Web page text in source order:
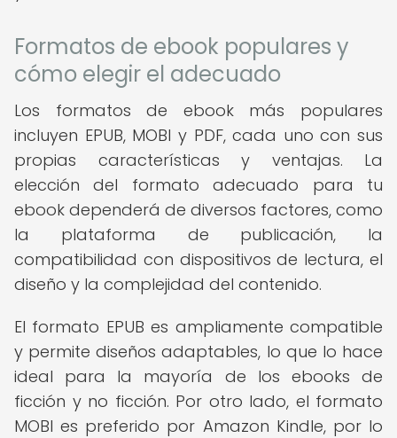
Formatos de ebook populares y
cómo elegir el adecuado
Los formatos de ebook más populares
incluyen EPUB, MOBI y PDF, cada uno con sus
propias características y ventajas. La
elección del formato adecuado para tu
ebook dependerá de diversos factores, como
la plataforma de publicación, la
compatibilidad con dispositivos de lectura, el
diseño y la complejidad del contenido.
El formato EPUB es ampliamente compatible
y permite diseños adaptables, lo que lo hace
ideal para la mayoría de los ebooks de
ficción y no ficción. Por otro lado, el formato
MOBI es preferido por Amazon Kindle, por lo